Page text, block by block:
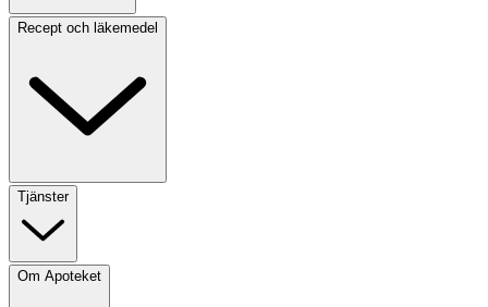
Recept och läkemedel
Tjänster
Om Apoteket